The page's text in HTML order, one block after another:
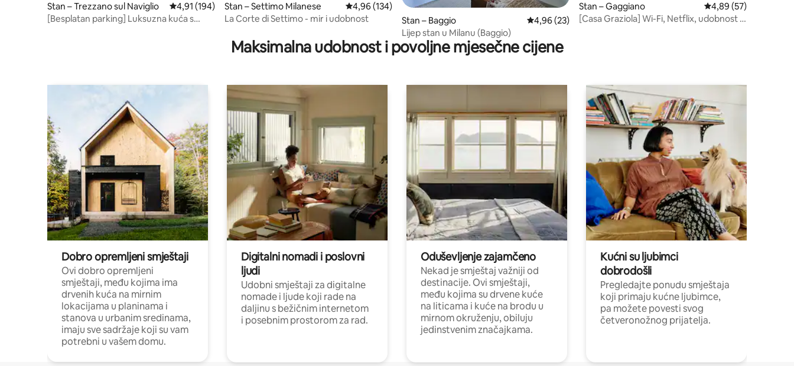
Stan – Trezzano sul Naviglio Prosječna ocjena: 4,91/5, recenzija: 194
4,91 (194)
[Besplatan parking] Luksuzna kuća s
Stan – Settimo Milanese Prosječna ocjena: 4,96/5, recenzija: 134
4,96 (134)
La Corte di Settimo - mir i udobnost
Stan – Baggio Prosječna ocjena: 4,96/5, recenzija: 23
4,96 (23)
Lijep stan u Milanu (Baggio)
Stan – Gaggiano Prosječna ocjena:
4,89 (57)
[Casa Graziola] Wi-Fi, Netflix, udobnost s
Maksimalna udobnost i povoljne mjesečne cijene
Dobro opremljeni smještaji
Ovi dobro opremljeni
smještaji, među kojima ima
drvenih kuća na mirnim
lokacijama u planinama i
stanova u urbanim sredinama,
imaju sve sadržaje koji su vam
potrebni u vašem domu.
Digitalni nomadi i poslovni
ljudi
Udobni smještaji za digitalne
nomade i ljude koji rade na
daljinu s bežičnim internetom
i posebnim prostorom za rad.
Oduševljenje zajamčeno
Nekad je smještaj važniji od
destinacije. Ovi smještaji,
među kojima su drvene kuće
na liticama i kuće na brodu u
mirnom okruženju, obiluju
jedinstvenim značajkama.
Kućni su ljubimci
dobrodošli
Pregledajte ponudu smještaja
koji primaju kućne ljubimce,
pa možete povesti svog
četveronožnog prijatelja.